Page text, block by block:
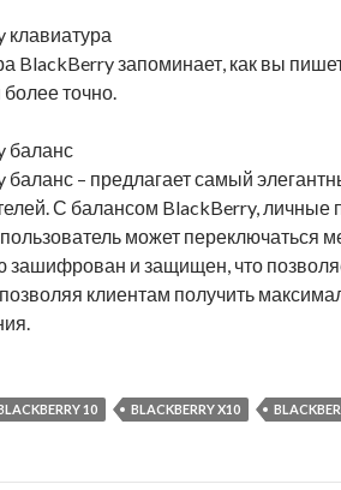
клавиатура
BlackBerry запоминает, как вы
точно.
баланс
– предлагает самый
С балансом BlackBerry,
может
зашифрован и защищен, что
клиентам получить
10 BLACKBERRY X10